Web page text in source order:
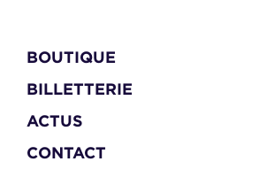
BOUTIQUE
BILLETTERIE
ACTUS
CONTACT